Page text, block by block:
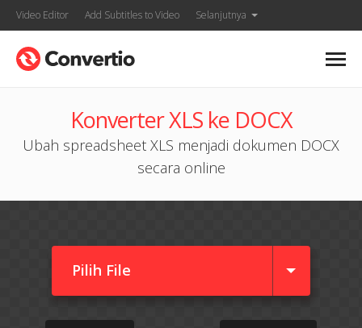
Video Editor Add Subtitles to Video Selanjutnya
Konverter XLS ke DOCX
Ubah spreadsheet XLS menjadi dokumen DOCX
secara online
Pilih File